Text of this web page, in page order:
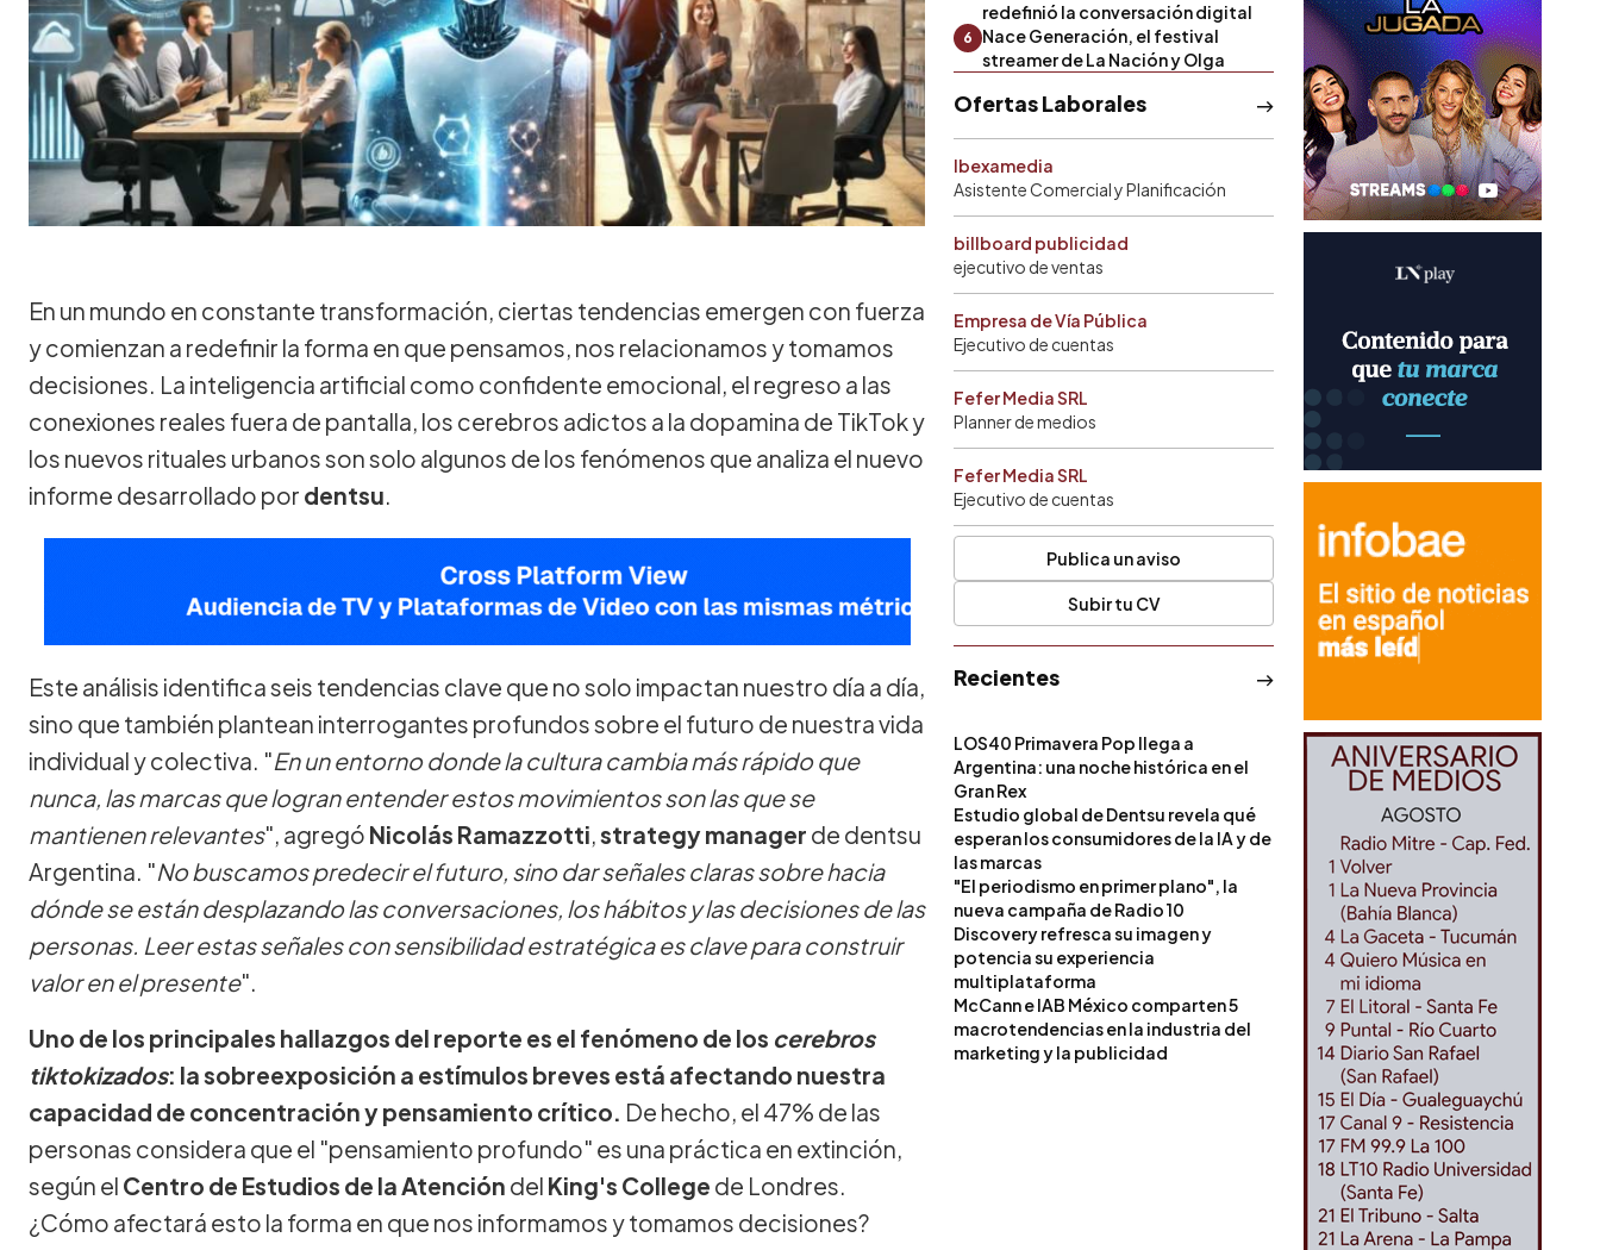
En un mundo en constante transformación, ciertas tendencias emergen con fuerza
y comienzan a redefinir la forma en que pensamos, nos relacionamos y tomamos
decisiones. La inteligencia artificial como confidente emocional, el regreso a las
conexiones reales fuera de pantalla, los cerebros adictos a la dopamina de TikTok y
los nuevos rituales urbanos son solo algunos de los fenómenos que analiza el nuevo
informe desarrollado por dentsu.
Este análisis identifica seis tendencias clave que no solo impactan nuestro día a día,
sino que también plantean interrogantes profundos sobre el futuro de nuestra vida
individual y colectiva. "En un entorno donde la cultura cambia más rápido que
nunca, las marcas que logran entender estos movimientos son las que se
mantienen relevantes", agregó Nicolás Ramazzotti, strategy manager de dentsu
Argentina. "No buscamos predecir el futuro, sino dar señales claras sobre hacia
dónde se están desplazando las conversaciones, los hábitos y las decisiones de las
personas. Leer estas señales con sensibilidad estratégica es clave para construir
valor en el presente".
Uno de los principales hallazgos del reporte es el fenómeno de los cerebros
tiktokizados: la sobreexposición a estímulos breves está afectando nuestra
capacidad de concentración y pensamiento crítico. De hecho, el 47% de las
personas considera que el "pensamiento profundo" es una práctica en extinción,
según el Centro de Estudios de la Atención del King's College de Londres.
¿Cómo afectará esto la forma en que nos informamos y tomamos decisiones?
redefinió la conversación digital
6
Nace Generación, el festival
streamer de La Nación y Olga
Ofertas Laborales
Ibexamedia
Asistente Comercial y Planificación
billboard publicidad
ejecutivo de ventas
Empresa de Vía Pública
Ejecutivo de cuentas
Fefer Media SRL
Planner de medios
Fefer Media SRL
Ejecutivo de cuentas
Publica un aviso
Subir tu CV
Recientes
LOS40 Primavera Pop llega a
Argentina: una noche histórica en el
Gran Rex
Estudio global de Dentsu revela qué
esperan los consumidores de la IA y de
las marcas
"El periodismo en primer plano", la
nueva campaña de Radio 10
Discovery refresca su imagen y
potencia su experiencia
multiplataforma
McCann e IAB México comparten 5
macrotendencias en la industria del
marketing y la publicidad